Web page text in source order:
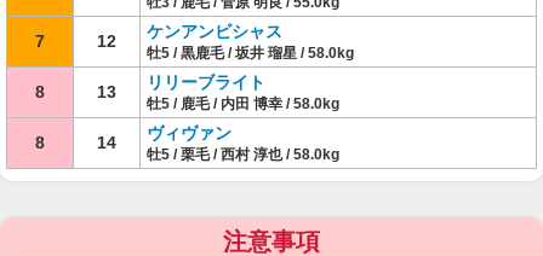
7 12 ケンアンビシャス
牡5 / 黒鹿毛 / 坂井 瑠星 / 58.0kg
8 13 リリーブライト
牡5 / 鹿毛 / 内田 博幸 / 58.0kg
8 14 ヴィヴァン
牡5 / 栗毛 / 西村 淳也 / 58.0kg
注意事項